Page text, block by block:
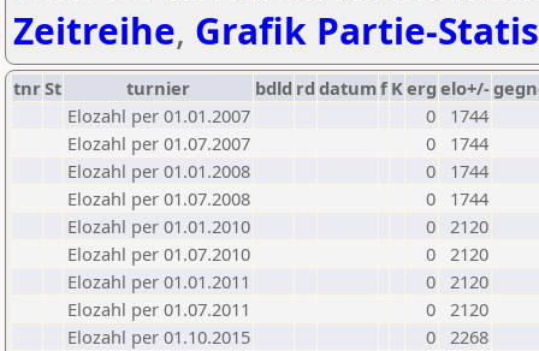
Zeitreihe, Grafik Partie-
tnrSt turnier bdld rd datumf Kerg elo+/-
Elozahl per 01.01.2007
0
1744
Elozahl per 01.07.2007
0
1744
Elozahl per 01.01.2008
0
1744
Elozahl per 01.07.2008
0
1744
Elozahl per 01.01.2010
0 2120
Elozahl per 01.07.2010
0 2120
Elozahl per 01.01.2011
0 2120
Elozahl per 01.07.2011
0 2120
Elozahl per 01.10.2015
0 2268